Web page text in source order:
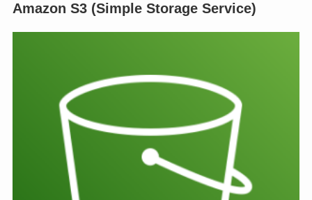
Amazon S3 (Simple Storage Service)